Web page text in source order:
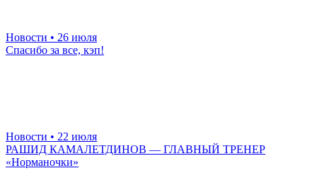
Новости • 26 июля
Спасибо за все, кэп!
Новости • 22 июля
РАШИД КАМАЛЕТДИНОВ — ГЛАВНЫЙ ТРЕНЕР
«Норманочки»